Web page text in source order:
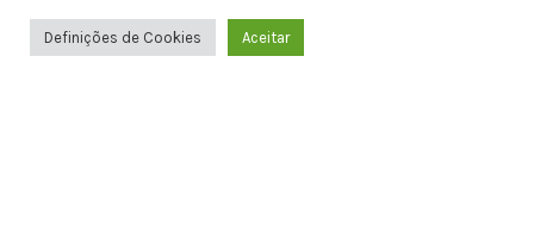
Apartado 5 – PC Olival
Definições de Cookies Aceitar
0